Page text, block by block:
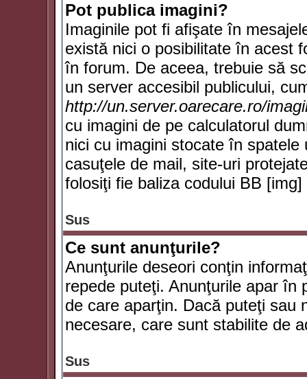
Pot publica imagini?
Imaginile pot fi afişate în
există nici o posibilitate în acest
în forum. De aceea, trebuie să
un server accesibil publicului,
http://un.server.oarecare.ro/
cu imagini de pe calculatorul
nici cu imagini stocate în
casuţele de mail, site-uri
folosiţi fie baliza codului BB
Sus
Ce sunt anunţurile?
Anunţurile deseori conţin
repede puteţi. Anunţurile apar în
de care aparţin. Dacă puteţi sau
necesare, care sunt stabilite de
Sus